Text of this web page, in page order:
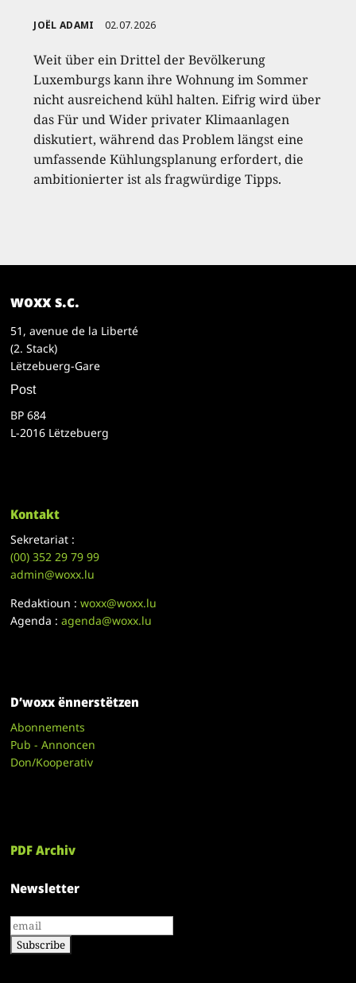
JOËL ADAMI 02.07.2026
Weit über ein Drittel der Bevölkerung
Luxemburgs kann ihre Wohnung im Sommer
nicht ausreichend kühl halten. Eifrig wird über
das Für und Wider privater Klimaanlagen
diskutiert, während das Problem längst eine
umfassende Kühlungsplanung erfordert, die
ambitionierter ist als fragwürdige Tipps.
woxx s.c.
51, avenue de la Liberté
(2. Stack)
Lëtzebuerg-Gare
Post
BP 684
L-2016 Lëtzebuerg
Kontakt
Sekretariat :
(00)352 29 79 99
admin@woxx.lu
Redaktioun :woxx@woxx.lu
Agenda :agenda@woxx.lu
D’woxx ënnerstëtzen
Abonnements
Pub - Annoncen
Don/Kooperativ
PDF Archiv
Newsletter